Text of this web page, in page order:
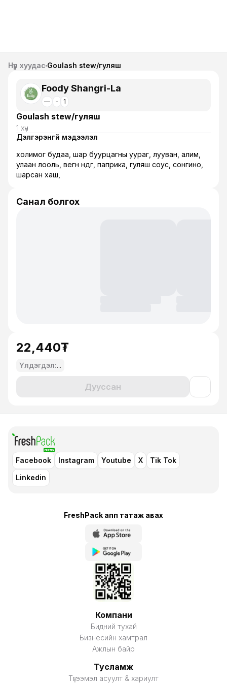
Нүүр хуудас Goulash stew/гуляш
Foody Shangri-La
— - 1
Goulash stew/гуляш
1 хүн
Дэлгэрэнгүй мэдээлэл
холимог будаа, шар буурцагны уураг, лууван, алим,
улаан лооль, вегөн өндөг, паприка, гуляш соус, сонгино,
шарсан хаш,
Санал болгох
22,440₮
Үлдэгдэл:...
Дууссан
Facebook Instagram Youtube X
Tik Tok
Linkedin
FreshPack апп татаж авaх
Компани
Бидний тухай
Бизнесийн хамтрал
Ажлын байр
Тусламж
Түгээмэл асуулт & хариулт